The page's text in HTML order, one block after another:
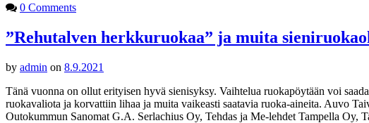
0 Comments
”Rehutalven herkkuruokaa” ja muita
by admin on 8.9.2021
Tänä vuonna on ollut erityisen hyvä sienisyksy. Vaihtelua ruokapöytään voi
ruokavaliota ja korvattiin lihaa ja muita vaikeasti saatavia ruoka-aineita. Auvo
Outokummun Sanomat G.A. Serlachius Oy, Tehdas ja Me-lehdet Tampella Oy,